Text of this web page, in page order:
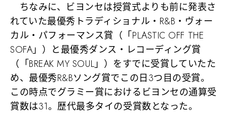
ちなみに、ビヨンセは授賞式よりも前に発表さ
れていた最優秀トラディショナル・R&B・ヴォー
カル・パフォーマンス賞（「PLASTIC OFF THE
SOFA」）と最優秀ダンス・レコーディング賞
（「BREAK MY SOUL」）をすでに受賞していたた
め、最優秀R&Bソング賞でこの日3つ目の受賞。
この時点でグラミー賞におけるビヨンセの通算受
賞数は31。歴代最多タイの受賞数となった。